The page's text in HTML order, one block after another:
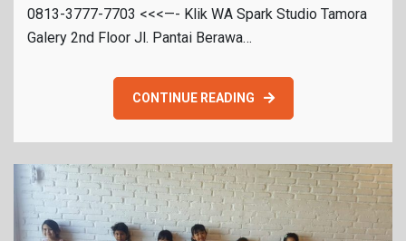
0813-3777-7703 <<<—- Klik WA Spark Studio Tamora
Galery 2nd Floor Jl. Pantai Berawa…
CONTINUE READING